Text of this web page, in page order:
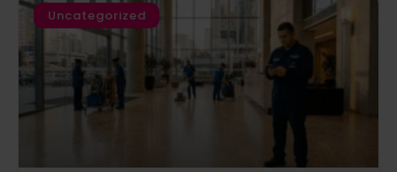
Uncategorized